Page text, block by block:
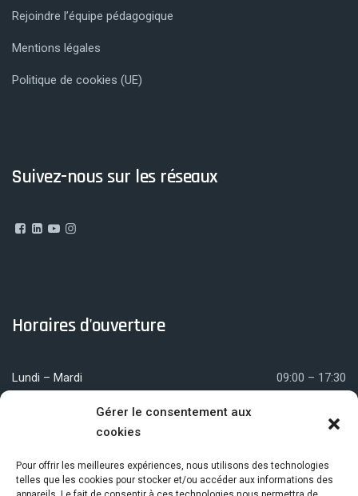
Gérer le consentement aux
cookies
Pour offrir les meilleures expériences, nous utilisons des technologies
telles que les cookies pour stocker et/ou accéder aux informations des
Rejoindre l’équipe pédagogique
Mentions légales
Politique de cookies (UE)
Suivez-nous sur les réseaux
Horaires d'ouverture
Lundi – Mardi 09:00 – 17:30